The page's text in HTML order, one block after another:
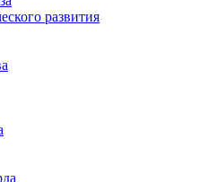
развития